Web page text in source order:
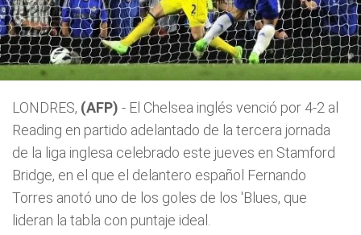
LONDRES, (AFP) - El Chelsea inglés venció por 4-2 al
Reading en partido adelantado de la tercera jornada
de la liga inglesa celebrado este jueves en Stamford
Bridge, en el que el delantero español Fernando
Torres anotó uno de los goles de los 'Blues, que
lideran la tabla con puntaje ideal.